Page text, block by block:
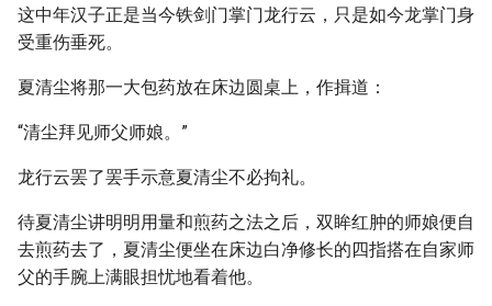
这中年汉子正是当今铁剑门掌门龙行云，只是如今龙掌门身
受重伤垂死。
夏清尘将那一大包药放在床边圆桌上，作揖道：
“清尘拜见师父师娘。”
龙行云罢了罢手示意夏清尘不必拘礼。
待夏清尘讲明明用量和煎药之法之后，双眸红肿的师娘便自
去煎药去了，夏清尘便坐在床边白净修长的四指搭在自家师
父的手腕上满眼担忧地看着他。